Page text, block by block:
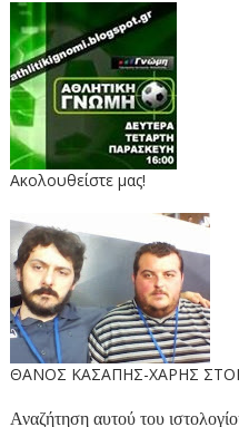
Ακολουθείστε μας!
ΘΑΝΟΣ ΚΑΣΑΠΗΣ-ΧΑΡΗΣ
Αναζήτηση αυτού του